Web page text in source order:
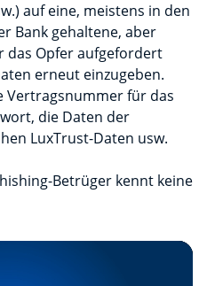
auf eine, meistens in den
Bank gehaltene, aber
das Opfer aufgefordert
erneut einzugeben.
Vertragsnummer für das
die Daten der
LuxTrust-Daten usw.
Betrüger kennt keine